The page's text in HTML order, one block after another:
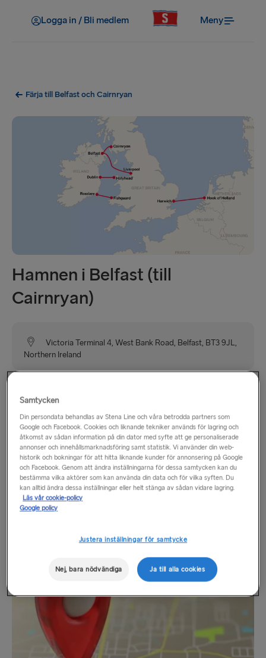
Logga in / Bli medlem Meny
Färja till Belfast och Cairnryan
Hamnen i Belfast (till
Cairnryan)
Victoria Terminal 4, West Bank Road, Belfast, BT3 9JL,
Northern Ireland
motorvägsnätet vid avfart 1 på motorvägen M2 och
erbjuder enkel åtkomst till och från Belfasts centrum och
resten av Irland.
Öppettider
måndag–söndag: 06.00–22.30
Samtycken
Din persondata behandlas av Stena Line och våra betrodda partners som
Google och Facebook. Cookies och liknande tekniker används för lagring och
åtkomst av sådan information på din dator med syfte att ge personaliserade
annonser och innehållsmarknadsföring samt statistik. Vi använder din web-
historik och bokningar för att hitta liknande kunder för annonsering på Google
och Facebook. Genom att ändra inställningarna för dessa samtycken kan du
bestämma vilka aktörer som kan använda din data och för vilka syften. Du
kan alltid ändra dessa inställningar eller helt stänga av sådan vidare lagring.
Läs vår cookie-policy
Google policy
Justera inställningar för samtycke
Nej, bara nödvändiga Ja till alla cookies